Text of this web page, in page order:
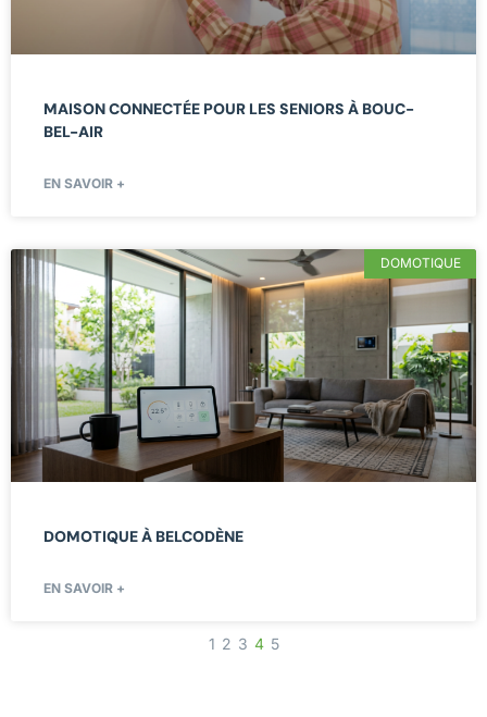
MAISON CONNECTÉE POUR LES SENIORS À BOUC-
BEL-AIR
EN SAVOIR +
DOMOTIQUE
DOMOTIQUE À BELCODÈNE
EN SAVOIR +
1 2 3 4 5